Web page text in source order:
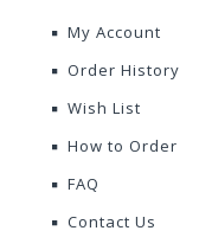
My Account
Order History
Wish List
How to Order
FAQ
Contact Us